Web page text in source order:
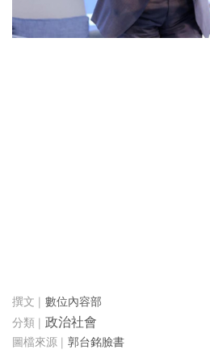
數位內容部
政治社會
郭台銘臉書